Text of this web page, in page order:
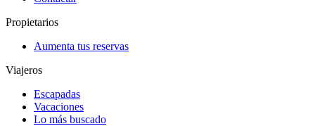
Propietarios
Aumenta tus reservas
Viajeros
Escapadas
Vacaciones
Lo más buscado